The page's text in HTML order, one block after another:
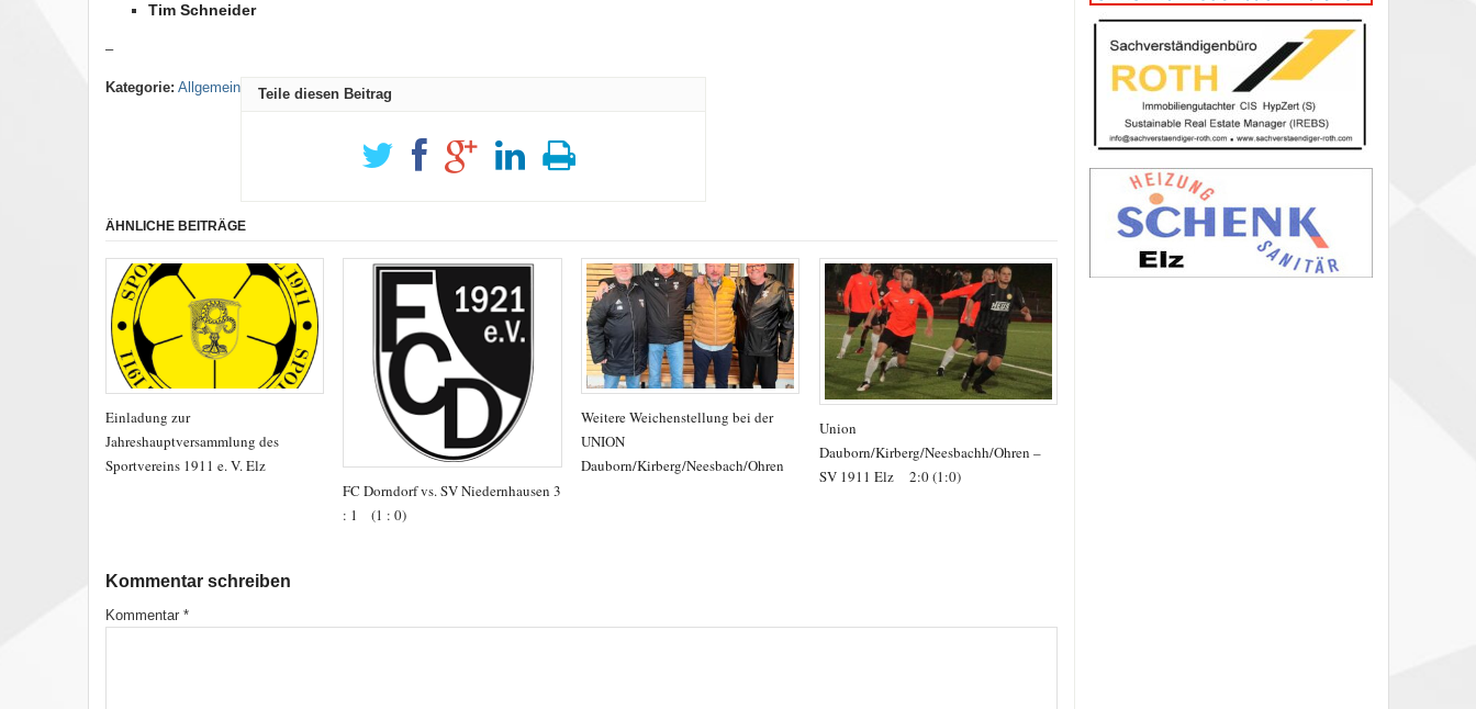
Tim Schneider
–
Kategorie: Allgemein Teile diesen Beitrag
ÄHNLICHE BEITRÄGE
Einladung zur
Jahreshauptversammlung des
Sportvereins 1911 e. V. Elz
FC Dorndorf vs. SV Niedernhausen 3
: 1 (1 : 0)
Weitere Weichenstellung bei der
UNION
Dauborn/Kirberg/Neesbach/Ohren
Union
Dauborn/Kirberg/Neesbachh/Ohren –
SV 1911 Elz 2:0 (1:0)
Kommentar schreiben
Kommentar *